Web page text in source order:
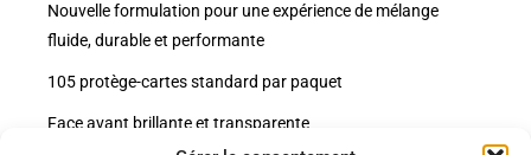
Nouvelle formulation pour une expérience de mélange
fluide, durable et performante
105 protège-cartes standard par paquet
Face avant brillante et transparente